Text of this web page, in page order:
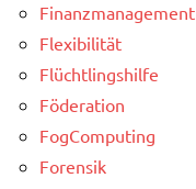
Finanzmanagement
Flexibilität
Flüchtlingshilfe
Föderation
FogComputing
Forensik